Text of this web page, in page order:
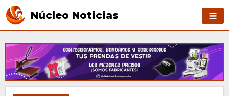
Núcleo Noticias